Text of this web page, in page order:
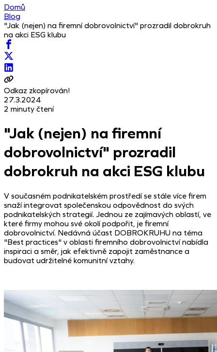
Domů
Blog
"Jak (nejen) na firemní dobrovolnictví" prozradil dobrokruh
na akci ESG klubu
Odkaz zkopírován!
27.3.2024
2 minuty čtení
"Jak (nejen) na firemní
dobrovolnictví" prozradil
dobrokruh na akci ESG klubu
V současném podnikatelském prostředí se stále více firem
snaží integrovat společenskou odpovědnost do svých
podnikatelských strategií. Jednou ze zajímavých oblastí, ve
které firmy mohou své okolí podpořit, je firemní
dobrovolnictví. Nedávná účast DOBROKRUHU na téma
"Best practices" v oblasti firemního dobrovolnictví nabídla
inspiraci a směr, jak efektivně zapojit zaměstnance a
budovat udržitelné komunitní vztahy.